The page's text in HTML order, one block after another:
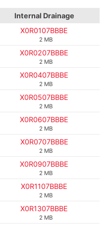
Internal Drainage
X0R0107BBBE
2 MB
X0R0207BBBE
2 MB
X0R0407BBBE
2 MB
X0R0507BBBE
2 MB
X0R0607BBBE
2 MB
X0R0707BBBE
2 MB
X0R0907BBBE
2 MB
X0R1107BBBE
2 MB
X0R1307BBBE
2 MB